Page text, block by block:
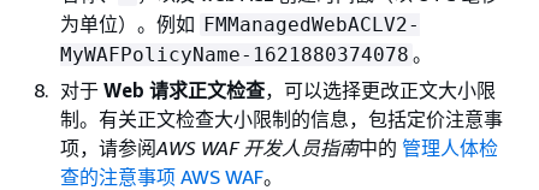
为单位）。例如 FMManagedWebACLV2-
MyWAFPolicyName-1621880374078 。
对于 Web 请求正文检查，可以选择更改正文大小限
制。有关正文检查大小限制的信息，包括定价注意事
项，请参阅AWS WAF 开发人员指南中的 管理人体检
查的注意事项 AWS WAF。